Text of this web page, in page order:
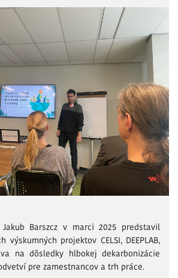
Jakub Barszcz v marci 2025 predstavil
výskumných projektov CELSI, DEEPLAB,
na dôsledky hlbokej dekarbonizácie
pre zamestnancov a trh práce.